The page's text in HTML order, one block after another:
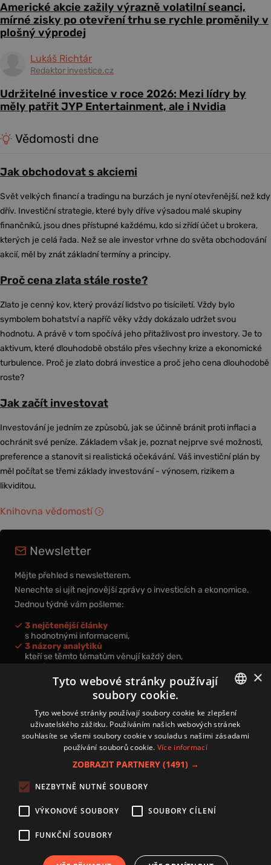
Americké akcie zažily výrazně volatilní seanci,
mírné zisky po otevření trhu se rychle proměnily v
plošný výprodej
Lukáš Richtár
Redaktor investice.cz
Udržitelné investice v roce 2026: Mezi lídry by
měly patřit JYP Entertainment, ale i Nvidia
Vědomosti dne
Jak obchodovat s akciemi
Svět velkých financí a tradingu na burzách je nyní otevřenější, než kdy
dřív. Investiční strategie, které byly dříve výsadou malé skupiny
finančníků, jsou dnes přístupné každému, kdo si zřídí účet u brokera,
kterých je celá řada. Než se ale investor vrhne do světa obchodování
akcií, měl by znát základní termíny a principy.
Proč cena zlata stále roste?
Zlato je cenný kov, který provází lidstvo po tisíciletí. Vždy bylo
symbolem bohatství a napříč věky vždy dokázalo udržet svou
hodnotu. A právě v tom spočívá jeho přitažlivost pro investory. Je to
aktivum, které dlouhodobě obstálo přes všechny krize a ekonomické
turbulence. Proč je zlato dobrá investice a proč jeho cena dlouhodobě
roste?
Jak začít investovat
Investování je jedním ze způsobů, jak se účinně bránit proti inflaci a
ochránit své peníze. Základem však je, poznat nejprve své možnosti,
preference a stanovit si realistická očekávání. Váš investiční plán by
měl počítat se třemi základy investování - výnosem, rizikem a
likviditou.
Knihovna vědomostí
Newsletter
Mějte přehled s newsletterem.
Nenechte si ujít nejnovější zprávy o investicích a ekonomice.
Jednou týdně vám pošleme:
3 nejčtenější články
s hodnotnými informacemi,
3 názory analytiků
kteří se těmto tématům věnují každý den,
nová videa a podcasty
k prohloubení vašich znalostí.
Přihlášením k newsletteru vyjadřujete svůj souhlas spodmínkami
zpracování osobních údajů.
Zásady používání souborů cookies
Autoři
Nastavení cookies
CZECH
×
Tyto webové stránky používají
soubory cookie.
Tyto webové stránky používají soubory cookie ke zlepšení
uživatelského zážitku. Používáním našich webových stránek
souhlasíte se všemi soubory cookie v souladu s našimi zásadami
používání souborů cookie. Více informací
ZOBRAZIT PARTNERY (1491) →
NEZBYTNĚ NUTNÉ SOUBORY
VÝKONOVÉ SOUBORY SOUBORY CÍLENÍ
FUNKČNÍ SOUBORY